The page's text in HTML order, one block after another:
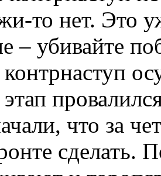
то нет. Это
– убивайте
что за
сделать.